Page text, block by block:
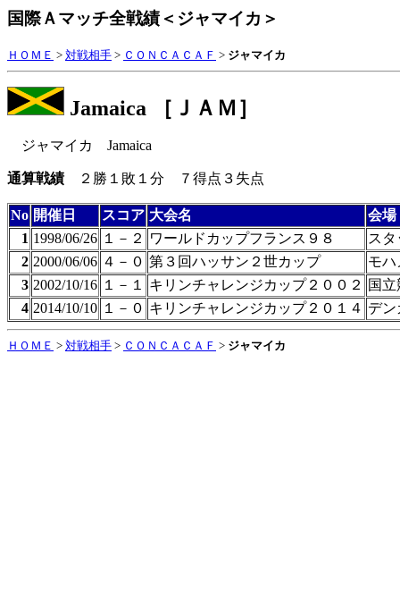
国際Ａマッチ全戦績＜ジャマイカ＞
ＨＯＭＥ > 対戦相手 > ＣＯＮＣＡＣＡＦ > ジャマイカ
Jamaica ［ＪＡＭ］
ジャマイカ Jamaica
通算戦績 ２勝１敗１分 ７得点３失点
No 開催日 スコア 大会名
会場
1 1998/06/26 １－２ ワールドカップフランス９８
ス
2 2000/06/06 ４－０ 第３回ハッサン２世カップ
モ
3 2002/10/16 １－１ キリンチャレンジカップ２００２
国
4 2014/10/10 １－０ キリンチャレンジカップ２０１４ デ
ＨＯＭＥ > 対戦相手 > ＣＯＮＣＡＣＡＦ > ジャマイカ